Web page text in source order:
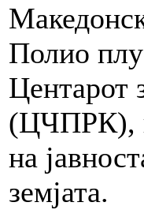
Полио
Центарот
(ЦЧПРК),
на
земјата.